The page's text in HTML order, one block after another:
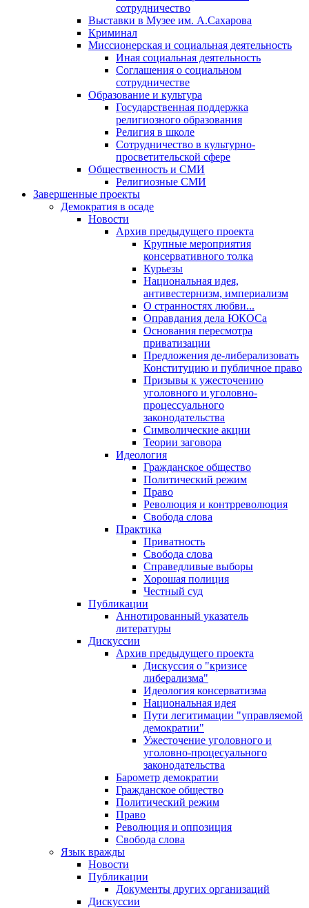
сотрудничество
Выставки в Музее им. А.Сахарова
Криминал
Миссионерская и социальная деятельность
Иная социальная деятельность
Соглашения о социальном
сотрудничестве
Образование и культура
Государственная поддержка
религиозного образования
Религия в школе
Сотрудничество в культурно-
просветительской сфере
Общественность и СМИ
Религиозные СМИ
Завершенные проекты
Демократия в осаде
Новости
Архив предыдущего проекта
Крупные мероприятия
консервативного толка
Курьезы
Национальная идея,
антивестернизм, империализм
О странностях любви...
Оправдания дела ЮКОСа
Основания пересмотра
приватизации
Предложения де-либерализовать
Конституцию и публичное право
Призывы к ужесточению
уголовного и уголовно-
процессуального
законодательства
Символические акции
Теории заговора
Идеология
Гражданское общество
Политический режим
Право
Революция и контрреволюция
Свобода слова
Практика
Приватность
Свобода слова
Справедливые выборы
Хорошая полиция
Честный суд
Публикации
Аннотированный указатель
литературы
Дискуссии
Архив предыдущего проекта
Дискуссия о "кризисе
либерализма"
Идеология консерватизма
Национальная идея
Пути легитимации "управляемой
демократии"
Ужесточение уголовного и
уголовно-процесуального
законодательства
Барометр демократии
Гражданское общество
Политический режим
Право
Революция и оппозиция
Свобода слова
Язык вражды
Новости
Публикации
Документы других организаций
Дискуссии